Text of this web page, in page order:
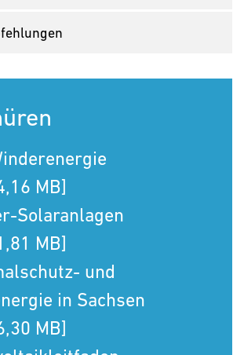
MB]
Solaranlagen
MB]
und
in Sachsen
MB]